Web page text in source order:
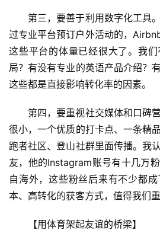
第三，要善于利用数字化工具
过专业平台预订户外活动的，
这些平台的体量已经很大了。我
局？有没有专业的英语产品介绍？
这些都是直接影响转化率的因素。
第四，要重视社交媒体和口碑
很小，一个优质的打卡点、一条精
跑者社区、登山社群里面传播。我
友，他的Instagram账号有十几万
自海外，这些粉丝后来有不少都
本、高转化的获客方式，值得我们重
【用体育架起友谊的桥梁】